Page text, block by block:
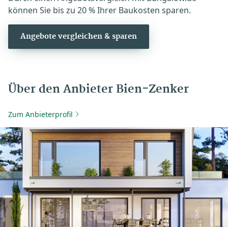
können Sie bis zu 20 % Ihrer Baukosten sparen.
Angebote vergleichen & sparen
Über den Anbieter Bien-Zenker
Zum Anbieterprofil